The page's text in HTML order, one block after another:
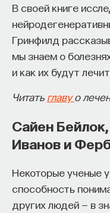
В своей книге
Гринфилд
мы знаем о
и как их будут
Читать главуо
Сайен
Иванов и
Некоторые ученые
способность
других людей — в
объект по глубине.
трансформации
человеческого
в контексте
не происходить:
псевдоскоп лицо
Это можно
очков, взяв,
проделывал в своих
психолог Ричард
теории восприятия
гипотез»,
своего опыта: